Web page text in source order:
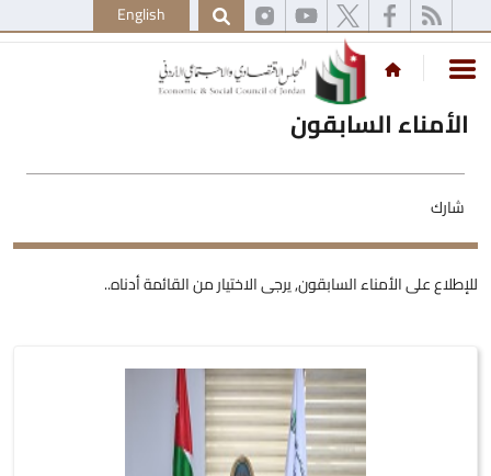
English
الأمناء السابقون
شارك
للإطلاع على الأمناء السابقون, يرجى الاختيار من القائمة أدناه..